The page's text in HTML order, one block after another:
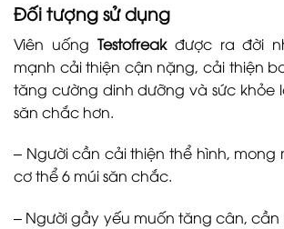
Đối tượng sử dụng
Viên uống Testofreakđược ra đời
mạnh cải thiện cận nặng, cải thiện
tăng cường dinh dưỡng và sức khỏe
săn chắc hơn.
– Người cần cải thiện thể hình, mong
cơ thể 6 múi săn chắc.
– Người gầy yếu muốn tăng cân, cần